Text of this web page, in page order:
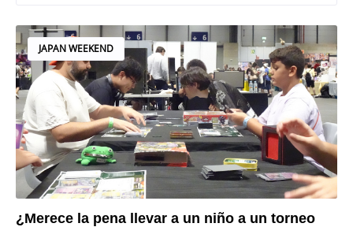
JAPAN WEEKEND
¿Merece la pena llevar a un niño a un torneo